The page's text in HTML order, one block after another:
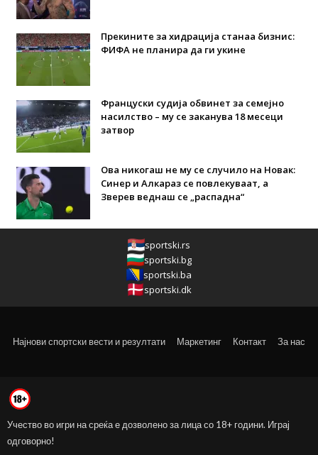
Прекините за хидрација станаа бизнис:
ФИФА не планира да ги укине
Француски судија обвинет за семејно
насилство – му се заканува 18 месеци
затвор
Ова никогаш не му се случило на Новак:
Синер и Алкараз се повлекуваат, а
Зверев веднаш се „распадна“
sportski.rs
sportski.bg
sportski.ba
sportski.dk
Најнови спортски вести и резултати Маркетинг Контакт За нас
Учество во игри на среќа е дозволено за лица со 18+ години. Играј
одговорно!